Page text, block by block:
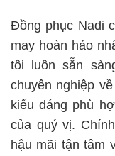
Đồng phục Nadi
may hoàn hảo
tôi luôn sẵn
chuyên nghiệp
kiểu dáng phù
của quý vị.
hậu mãi tận tâm